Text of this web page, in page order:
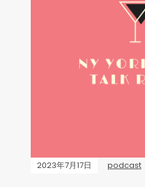
2023年7月17日 podcast